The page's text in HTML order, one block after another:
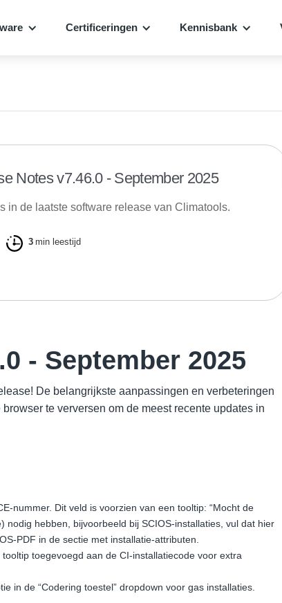
Certificeringen Kennisbank
Notes v7.46.0 - September 2025
in de laatste software release van Climatools.
3 min leestijd
- September 2025
De belangrijkste aanpassingen en verbeteringen
te verversen om de meest recente updates in
nummer. Dit veld is voorzien van een tooltip: “Mocht de
hebben, bijvoorbeeld bij SCIOS-installaties, vul dat hier
PDF in de sectie met installatie-attributen.
toegevoegd aan de CI-installatiecode voor extra
in de “Codering toestel” dropdown voor gas installaties.